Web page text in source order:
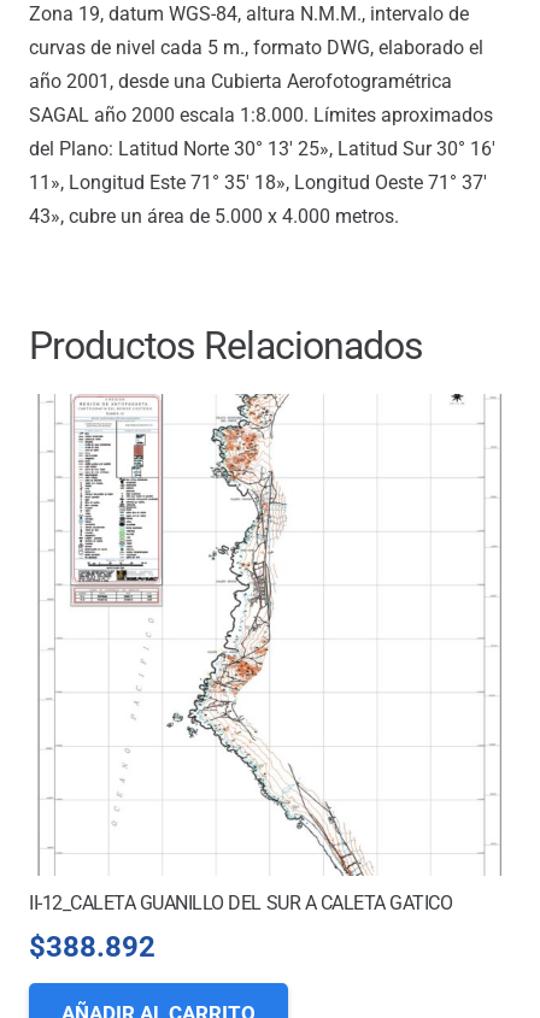
Zona 19, datum WGS-84, altura N.M.M., intervalo de
curvas de nivel cada 5 m., formato DWG, elaborado el
año 2001, desde una Cubierta Aerofotogramétrica
SAGAL año 2000 escala 1:8.000. Límites aproximados
del Plano: Latitud Norte 30° 13′ 25», Latitud Sur 30° 16′
11», Longitud Este 71° 35′ 18», Longitud Oeste 71° 37′
43», cubre un área de 5.000 x 4.000 metros.
Productos Relacionados
II-12_CALETA GUANILLO DEL SUR A CALETA GATICO
$388.892
AÑADIR AL CARRITO